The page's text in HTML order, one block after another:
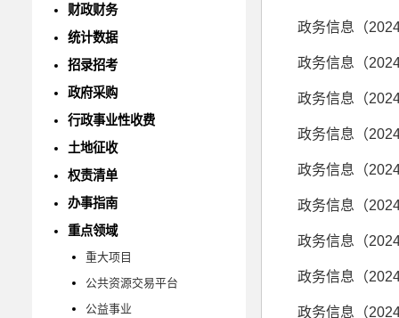
财政财务
统计数据
招录招考
政府采购
行政事业性收费
土地征收
权责清单
办事指南
重点领域
重大项目
公共资源交易平台
公益事业
政务信息（
政务信息（
政务信息（
政务信息（
政务信息（
政务信息（
政务信息（
政务信息（
政务信息（